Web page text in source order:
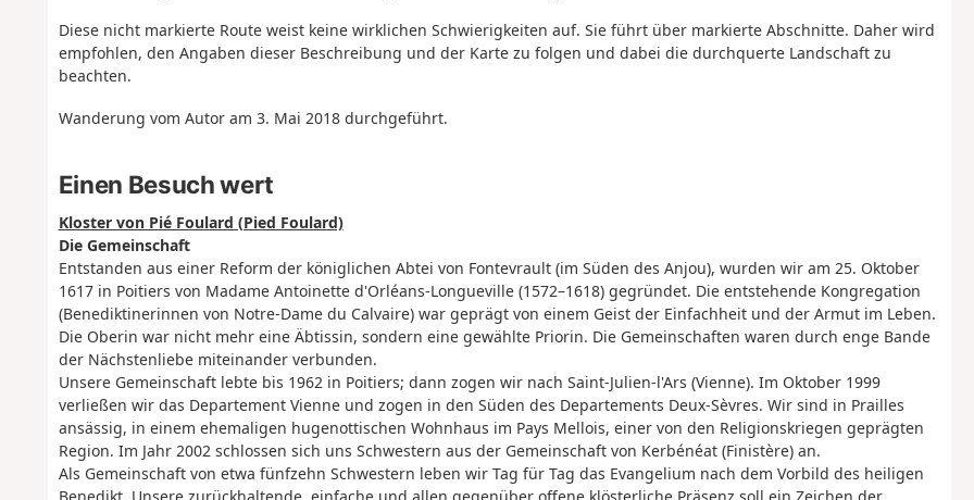
Diese nicht markierte Route weist keine wirklichen Schwierigkeiten auf. Sie führt über markierte Abschnitte. Daher wird
empfohlen, den Angaben dieser Beschreibung und der Karte zu folgen und dabei die durchquerte Landschaft zu
beachten.
Wanderung vom Autor am 3. Mai 2018 durchgeführt.
Einen Besuch wert
Kloster von Pié Foulard (Pied Foulard)
Die Gemeinschaft
Entstanden aus einer Reform der königlichen Abtei von Fontevrault (im Süden des Anjou), wurden wir am 25. Oktober
1617 in Poitiers von Madame Antoinette d'Orléans-Longueville (1572–1618) gegründet. Die entstehende Kongregation
(Benediktinerinnen von Notre-Dame du Calvaire) war geprägt von einem Geist der Einfachheit und der Armut im Leben.
Die Oberin war nicht mehr eine Äbtissin, sondern eine gewählte Priorin. Die Gemeinschaften waren durch enge Bande
der Nächstenliebe miteinander verbunden.
Unsere Gemeinschaft lebte bis 1962 in Poitiers; dann zogen wir nach Saint-Julien-l'Ars (Vienne). Im Oktober 1999
verließen wir das Departement Vienne und zogen in den Süden des Departements Deux-Sèvres. Wir sind in Prailles
ansässig, in einem ehemaligen hugenottischen Wohnhaus im Pays Mellois, einer von den Religionskriegen geprägten
Region. Im Jahr 2002 schlossen sich uns Schwestern aus der Gemeinschaft von Kerbénéat (Finistère) an.
Als Gemeinschaft von etwa fünfzehn Schwestern leben wir Tag für Tag das Evangelium nach dem Vorbild des heiligen